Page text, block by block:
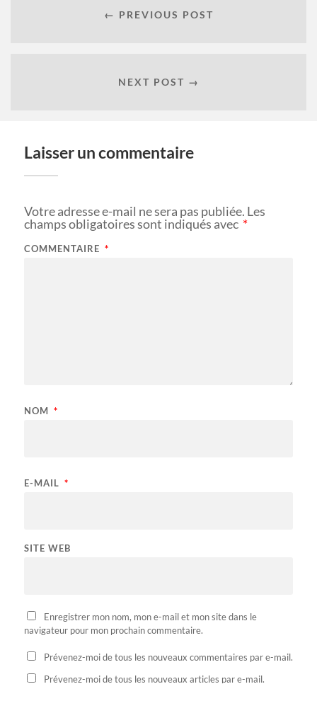
← PREVIOUS POST
NEXT POST →
Laisser un commentaire
Votre adresse e-mail ne sera pas publiée. Les
champs obligatoires sont indiqués avec *
COMMENTAIRE *
NOM *
E-MAIL *
SITE WEB
Enregistrer mon nom, mon e-mail et mon site dans le
navigateur pour mon prochain commentaire.
Prévenez-moi de tous les nouveaux commentaires par e-mail.
Prévenez-moi de tous les nouveaux articles par e-mail.